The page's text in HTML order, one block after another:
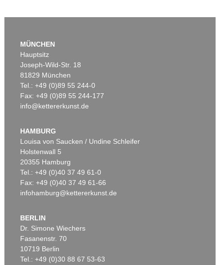
MÜNCHEN
Hauptsitz
Joseph-Wild-Str. 18
81829 München
Tel.: +49 (0)89 55 244-0
Fax: +49 (0)89 55 244-177
info@kettererkunst.de
HAMBURG
Louisa von Saucken / Undine Schleifer
Holstenwall 5
20355 Hamburg
Tel.: +49 (0)40 37 49 61-0
Fax: +49 (0)40 37 49 61-66
infohamburg@kettererkunst.de
BERLIN
Dr. Simone Wiechers
Fasanenstr. 70
10719 Berlin
Tel.: +49 (0)30 88 67 53-63